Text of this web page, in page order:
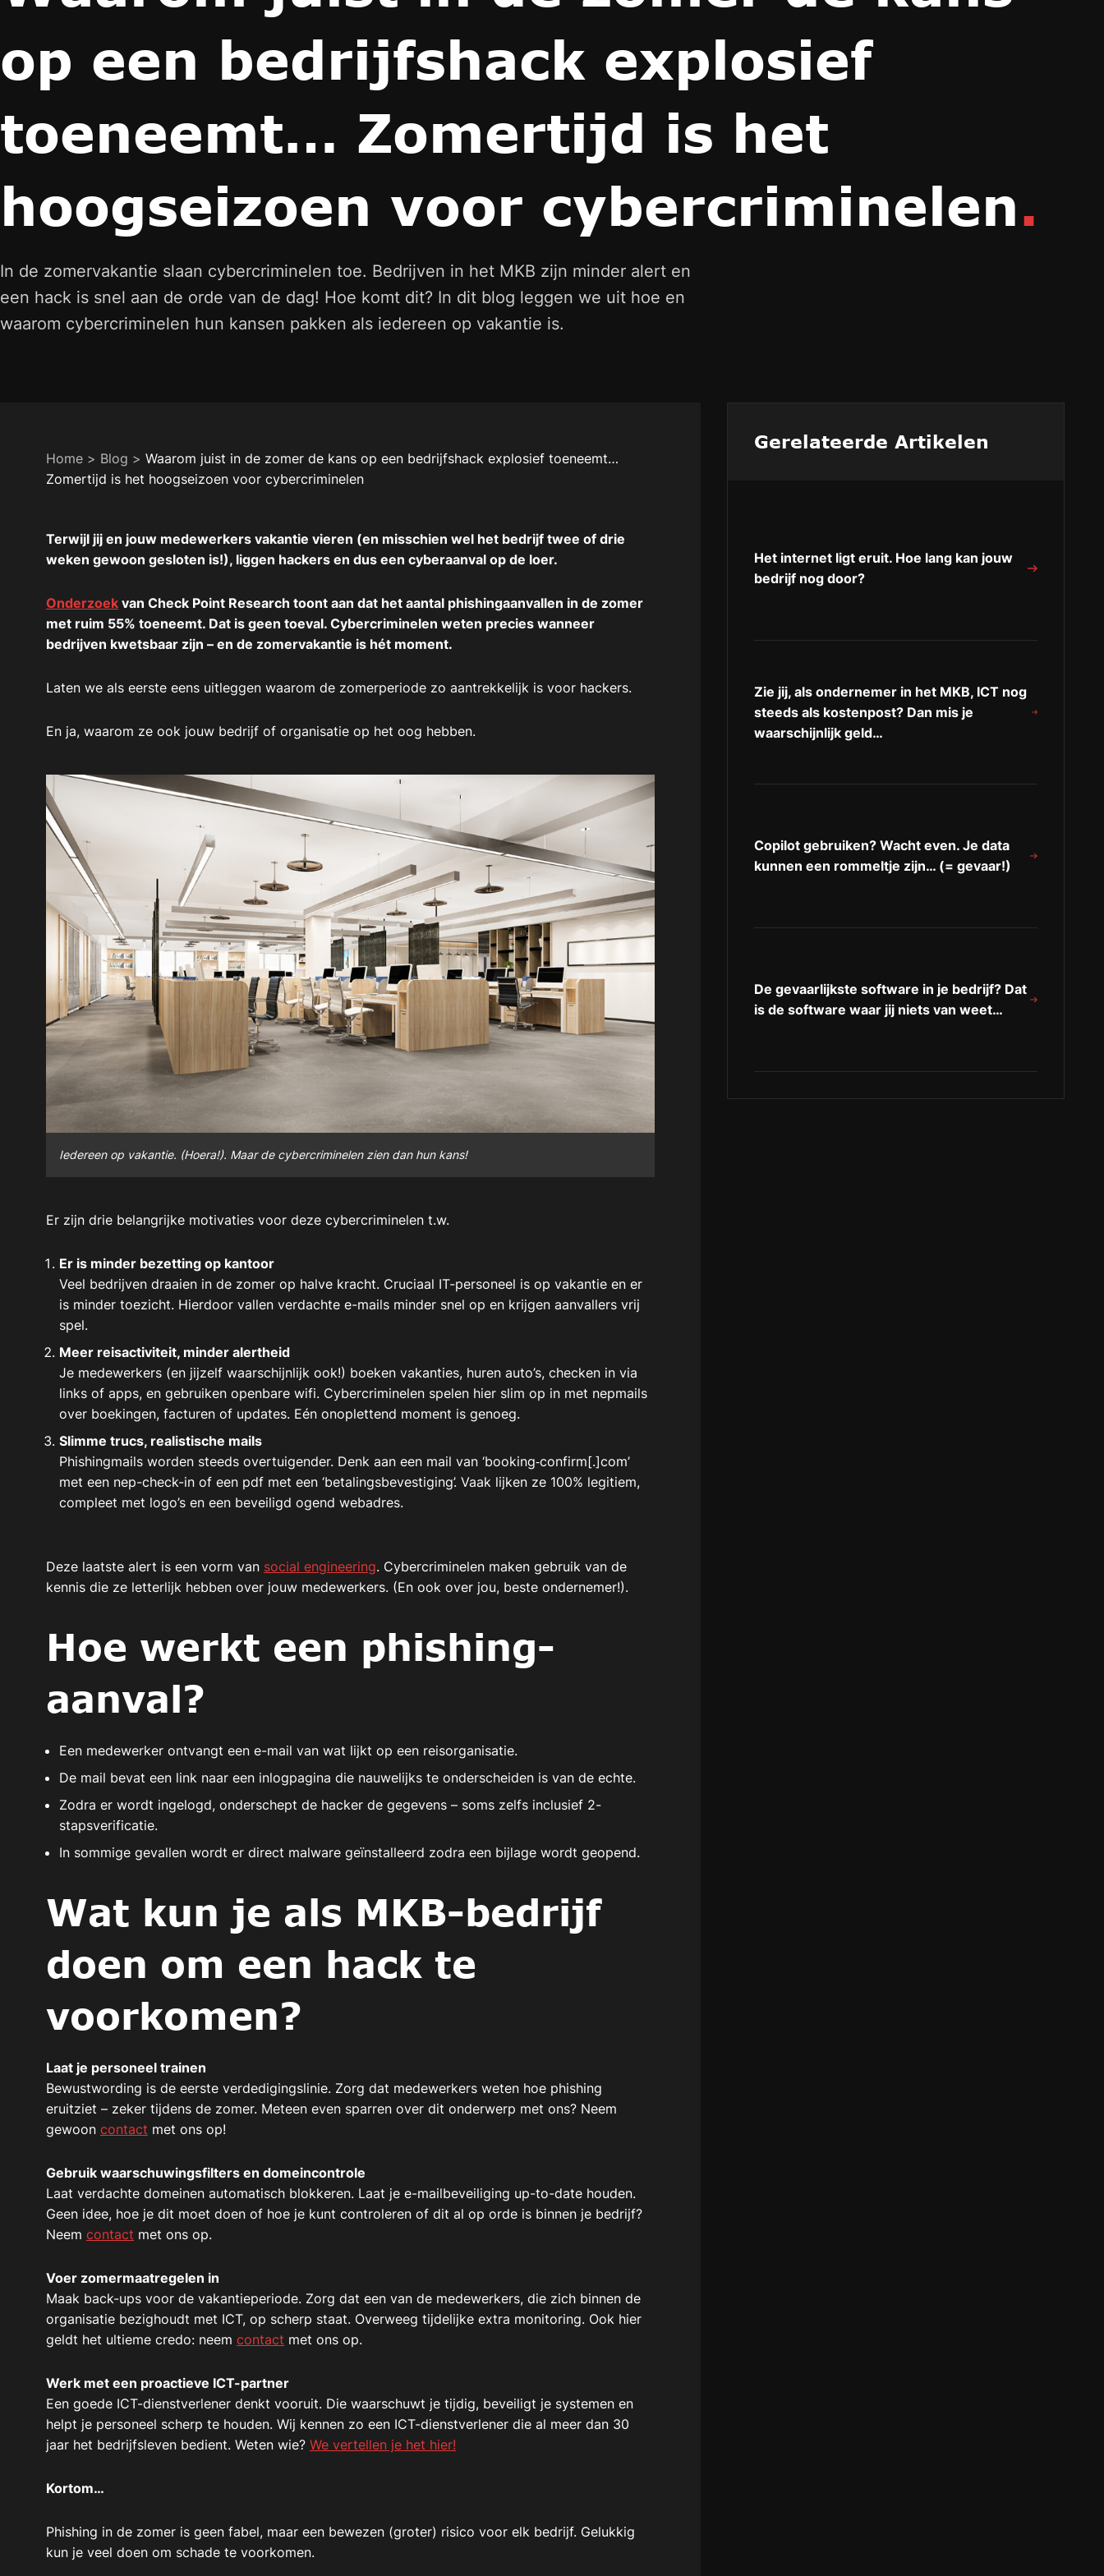
op een bedrijfshack explosief
toeneemt… Zomertijd is het
hoogseizoen voor cybercriminelen.
In de zomervakantie slaan cybercriminelen toe. Bedrijven in het MKB zijn minder alert en
een hack is snel aan de orde van de dag! Hoe komt dit? In dit blog leggen we uit hoe en
waarom cybercriminelen hun kansen pakken als iedereen op vakantie is.
Home > Blog > Waarom juist in de zomer de kans op een bedrijfshack explosief toeneemt…
Zomertijd is het hoogseizoen voor cybercriminelen
Terwijl jij en jouw medewerkers vakantie vieren (en misschien wel het bedrijf twee of drie
weken gewoon gesloten is!), liggen hackers en dus een cyberaanval op de loer.
Onderzoek van Check Point Research toont aan dat het aantal phishingaanvallen in de zomer
met ruim 55% toeneemt. Dat is geen toeval. Cybercriminelen weten precies wanneer
bedrijven kwetsbaar zijn – en de zomervakantie is hét moment.
Laten we als eerste eens uitleggen waarom de zomerperiode zo aantrekkelijk is voor hackers.
En ja, waarom ze ook jouw bedrijf of organisatie op het oog hebben.
Iedereen op vakantie. (Hoera!). Maar de cybercriminelen zien dan hun kans!
Er zijn drie belangrijke motivaties voor deze cybercriminelen t.w.
Er is minder bezetting op kantoor
Veel bedrijven draaien in de zomer op halve kracht. Cruciaal IT-personeel is op vakantie en er
is minder toezicht. Hierdoor vallen verdachte e-mails minder snel op en krijgen aanvallers vrij
spel.
Meer reisactiviteit, minder alertheid
Je medewerkers (en jijzelf waarschijnlijk ook!) boeken vakanties, huren auto’s, checken in via
links of apps, en gebruiken openbare wifi. Cybercriminelen spelen hier slim op in met nepmails
over boekingen, facturen of updates. Eén onoplettend moment is genoeg.
Slimme trucs, realistische mails
Phishingmails worden steeds overtuigender. Denk aan een mail van ‘booking‑confirm[.]com’
met een nep-check-in of een pdf met een ‘betalingsbevestiging’. Vaak lijken ze 100% legitiem,
compleet met logo’s en een beveiligd ogend webadres.
Deze laatste alert is een vorm van social engineering. Cybercriminelen maken gebruik van de
kennis die ze letterlijk hebben over jouw medewerkers. (En ook over jou, beste ondernemer!).
Hoe werkt een phishing-
aanval?
Een medewerker ontvangt een e-mail van wat lijkt op een reisorganisatie.
De mail bevat een link naar een inlogpagina die nauwelijks te onderscheiden is van de echte.
Zodra er wordt ingelogd, onderschept de hacker de gegevens – soms zelfs inclusief 2-
stapsverificatie.
In sommige gevallen wordt er direct malware geïnstalleerd zodra een bijlage wordt geopend.
Wat kun je als MKB-bedrijf
doen om een hack te
voorkomen?
Laat je personeel trainen
Bewustwording is de eerste verdedigingslinie. Zorg dat medewerkers weten hoe phishing
eruitziet – zeker tijdens de zomer. Meteen even sparren over dit onderwerp met ons? Neem
gewoon contact met ons op!
Gebruik waarschuwingsfilters en domeincontrole
Laat verdachte domeinen automatisch blokkeren. Laat je e-mailbeveiliging up-to-date houden.
Geen idee, hoe je dit moet doen of hoe je kunt controleren of dit al op orde is binnen je bedrijf?
Neem contact met ons op.
Voer zomermaatregelen in
Maak back-ups voor de vakantieperiode. Zorg dat een van de medewerkers, die zich binnen de
organisatie bezighoudt met ICT, op scherp staat. Overweeg tijdelijke extra monitoring. Ook hier
geldt het ultieme credo: neem contact met ons op.
Werk met een proactieve ICT-partner
Een goede ICT-dienstverlener denkt vooruit. Die waarschuwt je tijdig, beveiligt je systemen en
helpt je personeel scherp te houden. Wij kennen zo een ICT-dienstverlener die al meer dan 30
jaar het bedrijfsleven bedient. Weten wie? We vertellen je het hier!
Kortom…
Phishing in de zomer is geen fabel, maar een bewezen (groter) risico voor elk bedrijf. Gelukkig
kun je veel doen om schade te voorkomen.
Gerelateerde Artikelen
Het internet ligt eruit. Hoe lang kan jouw
bedrijf nog door?
Zie jij, als ondernemer in het MKB, ICT nog
steeds als kostenpost? Dan mis je
waarschijnlijk geld…
Copilot gebruiken? Wacht even. Je data
kunnen een rommeltje zijn… (= gevaar!)
De gevaarlijkste software in je bedrijf? Dat
is de software waar jij niets van weet…